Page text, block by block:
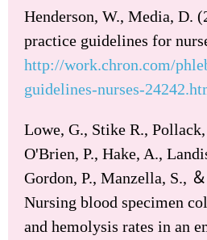
Henderson, W., Media, D.
practice guidelines for
http://work.chron.com/
guidelines-nurses-
Lowe, G., Stike R.,
O'Brien, P., Hake, A.,
Gordon, P., Manzella, S.,
Nursing blood specimen
and hemolysis rates in an